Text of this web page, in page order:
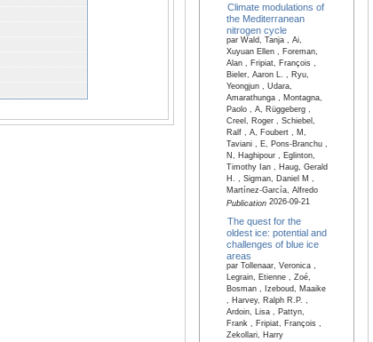
Climate modulations of
the Mediterranean
nitrogen cycle
par Wald, Tanja , Ai,
Xuyuan Ellen , Foreman,
Alan , Fripiat, François ,
Bieler, Aaron L. , Ryu,
Yeongjun , Udara,
Amarathunga , Montagna,
Paolo , A, Rüggeberg ,
Creel, Roger , Schiebel,
Ralf , A, Foubert , M,
Taviani , E, Pons-Branchu ,
N, Haghipour , Eglinton,
Timothy Ian , Haug, Gerald
H. , Sigman, Daniel M ,
Martínez-García, Alfredo
Publication2026-09-21
The quest for the
oldest ice: potential and
challenges of blue ice
areas
par Tollenaar, Veronica ,
Legrain, Etienne , Zoé,
Bosman , Izeboud, Maaike
, Harvey, Ralph R.P. ,
Ardoin, Lisa , Pattyn,
Frank , Fripiat, François ,
Zekollari, Harry